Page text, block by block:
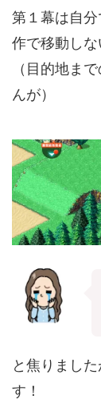
第１幕は自
作で移動しな
（目的地ま
んが）
と焦りまし
す！